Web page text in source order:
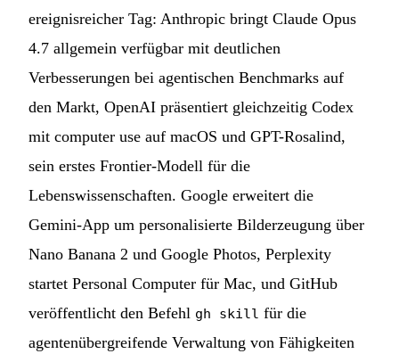
ereignisreicher Tag: Anthropic bringt Claude Opus
4.7 allgemein verfügbar mit deutlichen
Verbesserungen bei agentischen Benchmarks auf
den Markt, OpenAI präsentiert gleichzeitig Codex
mit computer use auf macOS und GPT-Rosalind,
sein erstes Frontier-Modell für die
Lebenswissenschaften. Google erweitert die
Gemini-App um personalisierte Bilderzeugung über
Nano Banana 2 und Google Photos, Perplexity
startet Personal Computer für Mac, und GitHub
veröffentlicht den Befehl gh skill für die
agentenübergreifende Verwaltung von Fähigkeiten